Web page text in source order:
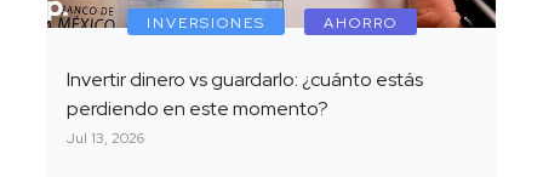
INVERSIONES AHORRO
Invertir dinero vs guardarlo: ¿cuánto estás
perdiendo en este momento?
Jul 13, 2026